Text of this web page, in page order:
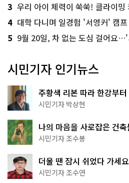
3 우리 아이 체력이 쑥쑥! 클라이밍
4 대학 다니며 일경험 '서영커' 캠
5 9월 20일, 차 없는 도심 걸어요…'서울
시민기자 인기뉴스
주황색 리본 따라 한강부
서울둘레길 15코스
시민기자 박상현
나의 마음을 사로잡은 건
상작 공개!
시민기자 조수봉
더울 땐 잠시 쉬었다 가세
·무더위쉼터까지
시민기자 조수연